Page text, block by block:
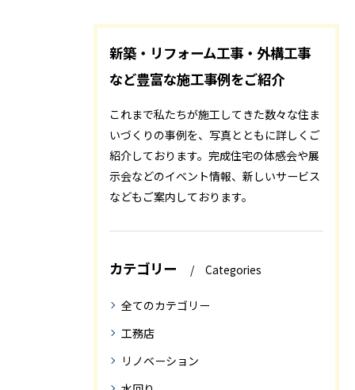
新築・リフォーム工事・外構工事
など豊富な施工事例をご紹介
これまで私たちが施工してきた数々な住ま
いづくりの事例を、写真とともに詳しくご
紹介しております。完成住宅の体感会や展
示会などのイベント情報、新しいサービス
などもご案内しております。
カテゴリー Categories
全てのカテゴリー
工務店
リノベーション